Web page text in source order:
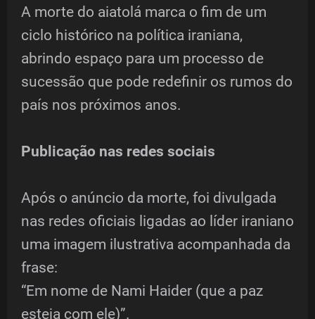
A morte do aiatolá marca o fim de um
ciclo histórico na política iraniana,
abrindo espaço para um processo de
sucessão que pode redefinir os rumos do
país nos próximos anos.
Publicação nas redes sociais
Após o anúncio da morte, foi divulgada
nas redes oficiais ligadas ao líder iraniano
uma imagem ilustrativa acompanhada da
frase:
“Em nome de Nami Haider (que a paz
esteja com ele)”.